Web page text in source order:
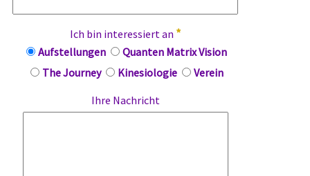
Ich bin interessiert an *
Aufstellungen
Quanten Matrix Vision
The Journey
Kinesiologie
Verein
Ihre Nachricht